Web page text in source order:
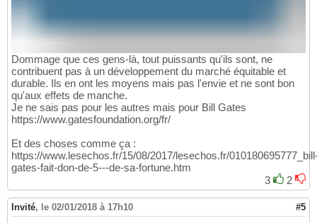
Dommage que ces gens-là, tout puissants qu'ils sont, ne
contribuent pas à un développement du marché équitable et
durable. Ils en ont les moyens mais pas l'envie et ne sont bon
qu'aux effets de manche.
Je ne sais pas pour les autres mais pour Bill Gates
https://www.gatesfoundation.org/fr/
Et des choses comme ça :
https://www.lesechos.fr/15/08/2017/lesechos.fr/
gates-fait-don-de-5---de-sa-fortune.htm
3
2
Invité, le 02/01/2018 à 17h10 #5